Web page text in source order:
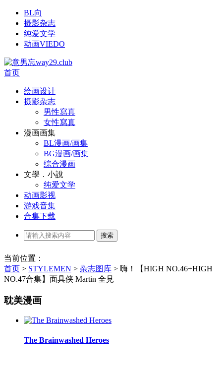
BL向
摄影杂志
纯爱文学
动画VIEDO
首页
绘画设计
摄影杂志
男性寫真
女性寫真
漫画画集
BL漫画/画集
BG漫画/画集
综合漫画
文學．小說
纯爱文学
动画影视
游戏音集
合集下载
当前位置：
首页 > STYLEMEN > 杂志图库 > 嗨！【HIGH NO.46+HIGH
NO.47合集】面具侠 Martin 全見
耽美漫画
The Brainwashed Heroes